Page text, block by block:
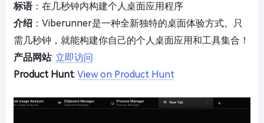
标语：在几秒钟内构建个人桌面应用程序
介绍 ：Viberunner是一种全新独特的桌面体验方式。只
需几秒钟，就能构建你自己的个人桌面应用和工具集合！
产品网站: 立即访问
Product Hunt: View on Product Hunt